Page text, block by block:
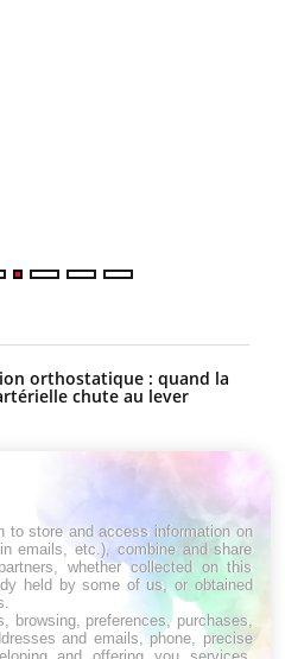
orthostatique : quand la
chute au lever
: une déformation des
aux conséquences
Charcot (Sclérose latérale
to store and access information on
emails, etc.), combine and share
whether collected on this
held by some of us, or obtained
browsing, preferences, purchases,
and emails, phone, precise
and offering you services,